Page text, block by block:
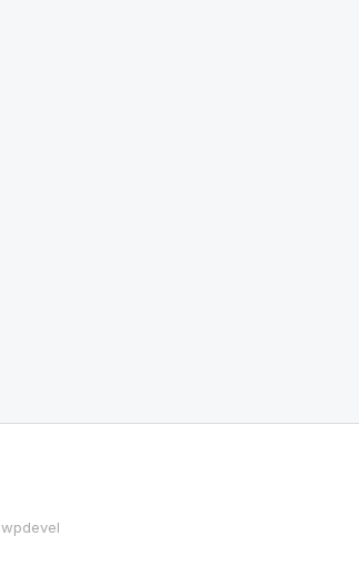
wpdevel